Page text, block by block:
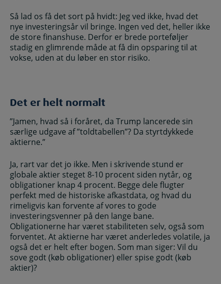
Så lad os få det sort på hvidt: Jeg ved ikke, hvad det
nye investeringsår vil bringe. Ingen ved det, heller ikke
de store finanshuse. Derfor er brede porteføljer
stadig en glimrende måde at få din opsparing til at
vokse, uden at du løber en stor risiko.
Det er helt normalt
”Jamen, hvad så i foråret, da Trump lancerede sin
særlige udgave af ”toldtabellen”? Da styrtdykkede
aktierne.”
Ja, rart var det jo ikke. Men i skrivende stund er
globale aktier steget 8-10 procent siden nytår, og
obligationer knap 4 procent. Begge dele flugter
perfekt med de historiske afkastdata, og hvad du
rimeligvis kan forvente af vores to gode
investeringsvenner på den lange bane.
Obligationerne har været stabiliteten selv, også som
forventet. At aktierne har været anderledes volatile, ja
også det er helt efter bogen. Som man siger: Vil du
sove godt (køb obligationer) eller spise godt (køb
aktier)?